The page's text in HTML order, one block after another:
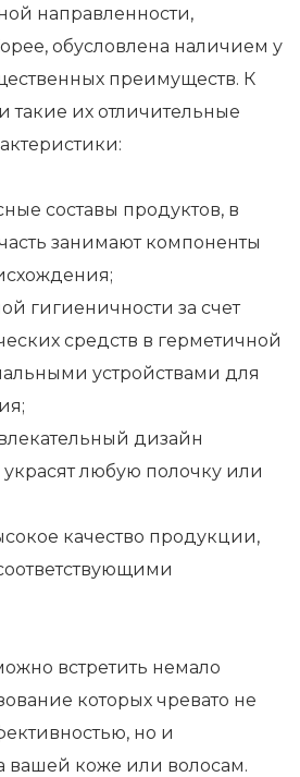
направленности,
обусловлена наличием у
преимуществ. К
такие их отличительные
составы продуктов, в
занимают компоненты
гигиеничности за счет
средств в герметичной
устройствами для
дизайн
любую полочку или
качество продукции,
встретить немало
которых чревато не
но и
вашей коже или волосам.